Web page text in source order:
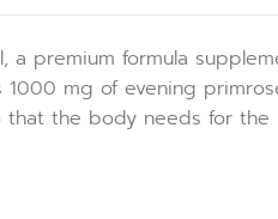
a premium formula
mg of evening
that the body needs for